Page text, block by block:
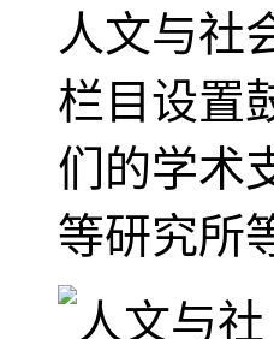
人文与社
栏目设置
们的学术
等研究所